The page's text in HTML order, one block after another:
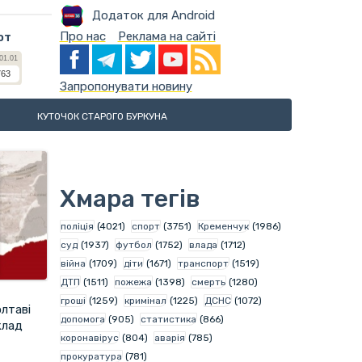
Додаток для Android
Про нас Реклама на сайті
Запропонувати новину
КУТОЧОК СТАРОГО БУРКУНА
Хмара тегів
поліція (4021) спорт (3751) Кременчук (1986)
суд (1937) футбол (1752) влада (1712)
війна (1709) діти (1671) транспорт (1519)
ДТП (1511) пожежа (1398) смерть (1280)
гроші (1259) кримінал (1225) ДСНС (1072)
допомога (905) статистика (866)
коронавірус (804) аварія (785)
прокуратура (781)